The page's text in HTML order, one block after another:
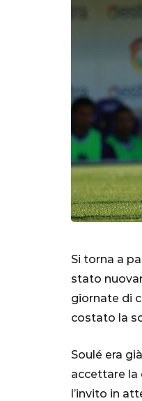
Si torna a
stato
giornate di
costato la
Soulé era
accettare la
l’invito in